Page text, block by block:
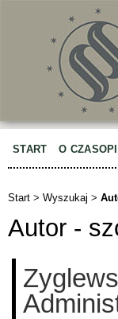
START O
Start > Wyszukaj >
Autor -